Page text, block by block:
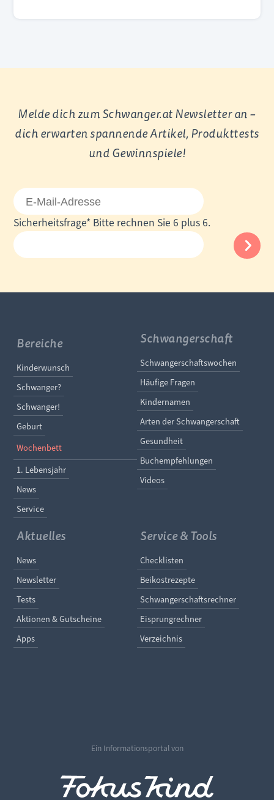
Melde dich zum Schwanger.at Newsletter an –
dich erwarten spannende Artikel, Produkttests
und Gewinnspiele!
E-
Mail-
Adresse
Pflichtfeld
Sicherheitsfrage* Bitte rechnen Sie 6 plus 6.
Bereiche
Navigation überspringen
Kinderwunsch
Schwanger?
Schwanger!
Geburt
Wochenbett
1. Lebensjahr
News
Service
Schwangerschaft
Navigation
Schwangerschaftswochen
Häufige Fragen
Kindernamen
Arten der Schwangerschaft
Gesundheit
Buchempfehlungen
Videos
Aktuelles
Navigation überspringen
News
Newsletter
Tests
Aktionen & Gutscheine
Apps
Service & Tools
Navigation
Checklisten
Beikostrezepte
Schwangerschaftsrechner
Eisprungrechner
Verzeichnis
Ein Informationsportal von